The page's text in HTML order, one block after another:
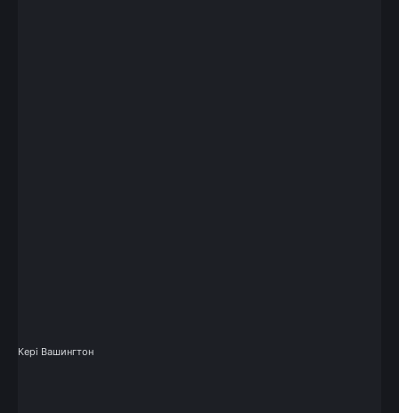
Кері Вашингтон